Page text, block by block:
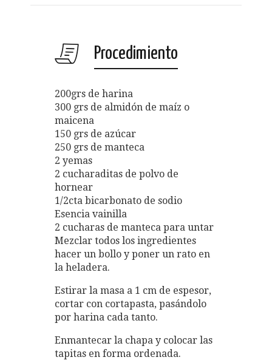
Procedimiento
200grs de harina
300 grs de almidón de maíz o
maicena
150 grs de azúcar
250 grs de manteca
2 yemas
2 cucharaditas de polvo de
hornear
1/2cta bicarbonato de sodio
Esencia vainilla
2 cucharas de manteca para untar
Mezclar todos los ingredientes
hacer un bollo y poner un rato en
la heladera.
Estirar la masa a 1 cm de espesor,
cortar con cortapasta, pasándolo
por harina cada tanto.
Enmantecar la chapa y colocar las
tapitas en forma ordenada.